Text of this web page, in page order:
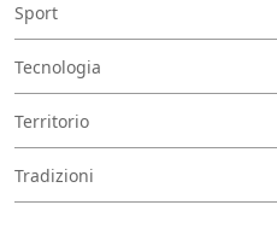
Sport
Tecnologia
Territorio
Tradizioni